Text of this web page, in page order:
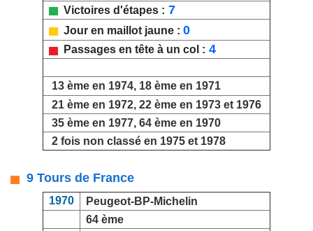
Victoires d'étapes : 7
Jour en maillot jaune : 0
Passages en tête à un col : 4
13 ème en 1974, 18 ème en 1971
21 ème en 1972, 22 ème en 1973 et 1976
35 ème en 1977, 64 ème en 1970
2 fois non classé en 1975 et 1978
9 Tours de France
1970
Peugeot-BP-Michelin
64 ème